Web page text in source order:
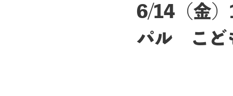
6/14（金）
パル こど